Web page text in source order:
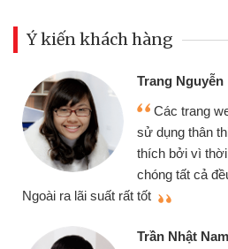
Ý kiến khách hàng
Đoàn Hữu
Mình cần
chiếc xe wave
gói vay tiền
cần gặp mặt
thiệu cho bạn bè biết
Cấn Văn Lực